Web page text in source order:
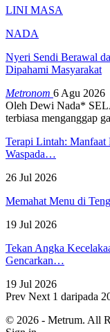
LINI MASA
NADA
Nyeri Sendi Berawal
Dipahami Masyarakat
Metronom 6 Agu 2026
Oleh Dewi Nada*
terbiasa menganggap
Terapi Lintah: Manfaat
Waspada…
26 Jul 2026
Memahat Menu di
19 Jul 2026
Tekan Angka
Gencarkan…
19 Jul 2026
Prev Next 1 daripada
© 2026 - Metrum. All